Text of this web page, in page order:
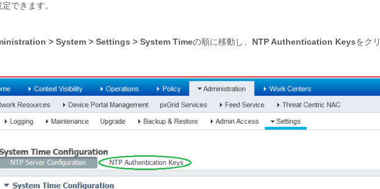
できます。
> System > Settings > System Timeの順に移動し、 NTP Authentication Keysをク